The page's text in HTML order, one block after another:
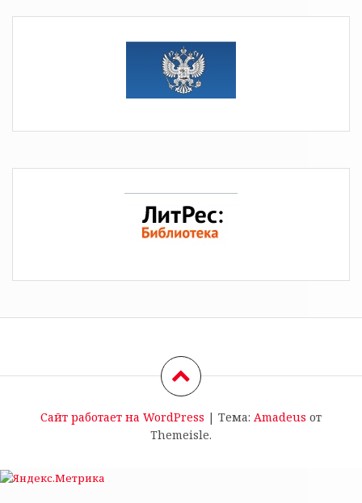
Сайт работает на WordPress | Тема: Amadeus от
Themeisle.